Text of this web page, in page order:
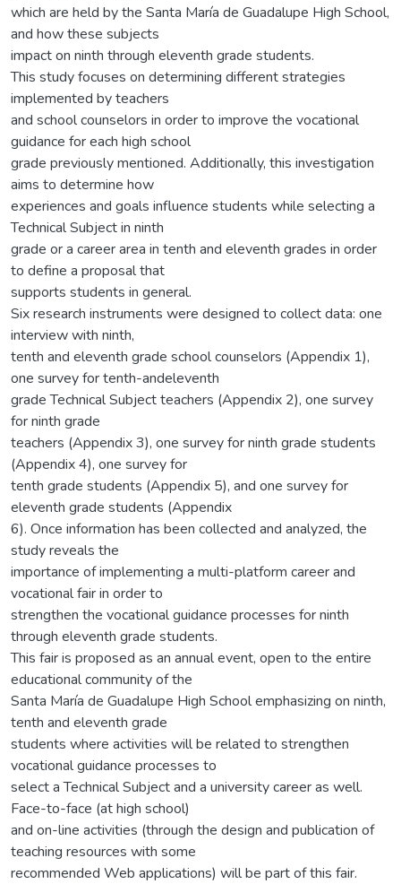
which are held by the Santa María de Guadalupe High School,
and how these subjects
impact on ninth through eleventh grade students.
This study focuses on determining different strategies
implemented by teachers
and school counselors in order to improve the vocational
guidance for each high school
grade previously mentioned. Additionally, this investigation
aims to determine how
experiences and goals influence students while selecting a
Technical Subject in ninth
grade or a career area in tenth and eleventh grades in order
to define a proposal that
supports students in general.
Six research instruments were designed to collect data: one
interview with ninth,
tenth and eleventh grade school counselors (Appendix 1),
one survey for tenth-andeleventh
grade Technical Subject teachers (Appendix 2), one survey
for ninth grade
teachers (Appendix 3), one survey for ninth grade students
(Appendix 4), one survey for
tenth grade students (Appendix 5), and one survey for
eleventh grade students (Appendix
6). Once information has been collected and analyzed, the
study reveals the
importance of implementing a multi-platform career and
vocational fair in order to
strengthen the vocational guidance processes for ninth
through eleventh grade students.
This fair is proposed as an annual event, open to the entire
educational community of the
Santa María de Guadalupe High School emphasizing on ninth,
tenth and eleventh grade
students where activities will be related to strengthen
vocational guidance processes to
select a Technical Subject and a university career as well.
Face-to-face (at high school)
and on-line activities (through the design and publication of
teaching resources with some
recommended Web applications) will be part of this fair.